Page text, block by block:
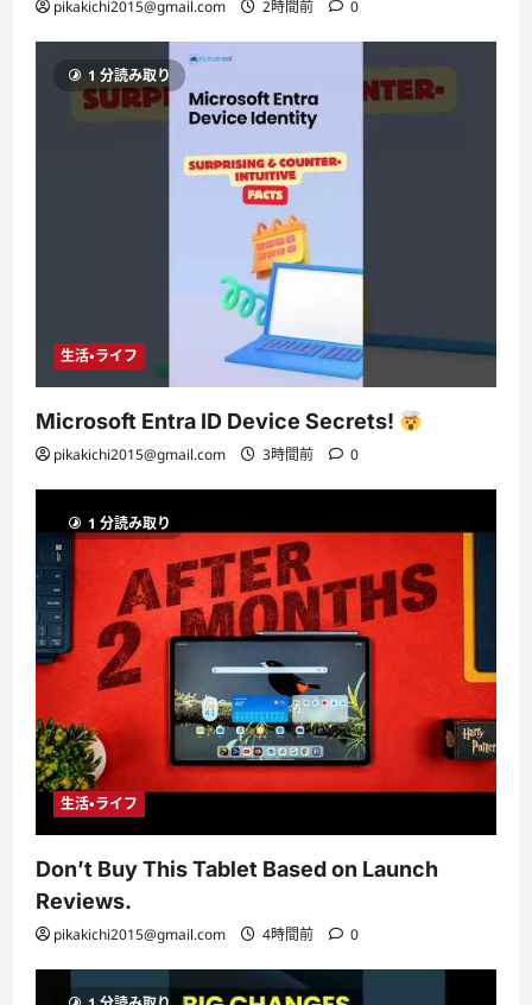
pikakichi2015@gmail.com 2時間前 0
1 分読み取り
生活・ライフ
Microsoft Entra ID Device Secrets!
pikakichi2015@gmail.com 3時間前 0
1 分読み取り
生活・ライフ
Don’t Buy This Tablet Based on Launch
Reviews.
pikakichi2015@gmail.com 4時間前 0